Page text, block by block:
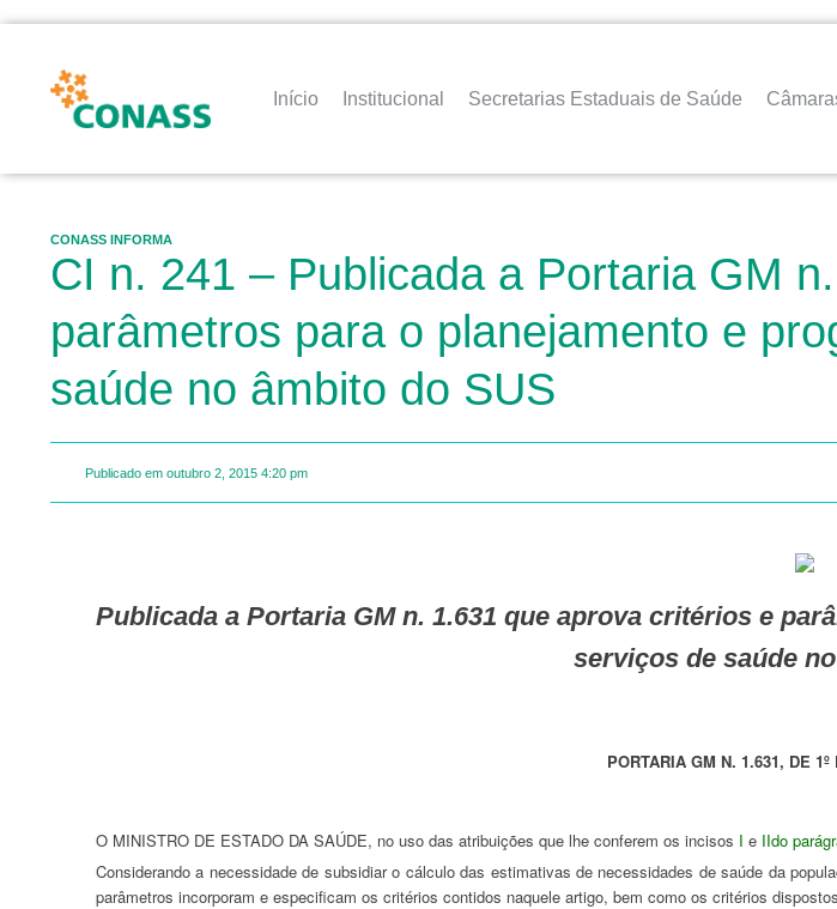
Início Institucional Secretarias Estaduais de Saúde
CONASS INFORMA
CI n. 241 – Publicada a Portaria GM
parâmetros para o planejamento e
saúde no âmbito do SUS
Publicado em outubro 2, 2015 4:20 pm
Publicada a Portaria GM n. 1.631 que aprova critérios e parâmetros para o planejamento e programação de ações e
serviços de saúde
PORTARIA GM N. 1.631, DE
O MINISTRO DE ESTADO DA SAÚDE, no uso das atribuições que lhe conferem os incisos I e IIdo
Considerando a necessidade de subsidiar o cálculo das estimativas de necessidades de saúde da
parâmetros incorporam e especificam os critérios contidos naquele artigo, bem como os critérios